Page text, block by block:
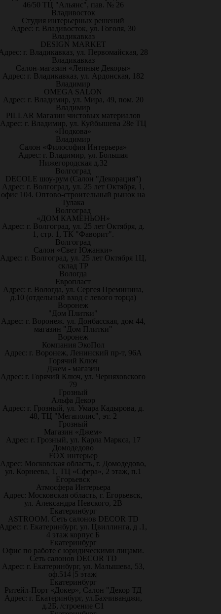
46/50 ТЦ "Альянс", пав. № 26
Владивосток
Студия интерьерных решений
Адрес: г. Владивосток, ул. Гоголя, 30
Владикавказ
DESIGN MARKET
г. Владикавказ, ул. Первомайская, 28
Владикавказ
Салон-магазин «Лепные Декоры»
Адрес: г. Владикавказ, ул. Ардонская, 182
Владимир
OMEGA SALON
Адрес: г. Владимир, ул. Мира, 49, пом. 20
Владимир
PILLAR Магазин чистовых материалов
Адрес: г. Владимир, ул. Куйбышева 28е ТЦ
«Подкова»
Владимир
Салон «Философия Интерьера»
Адрес: г. Владимир, ул. Большая
Нижегородская д.32
Волгоград
DECOLE шоу-рум (Салон "Декорация")
Адрес: г. Волгоград, ул. 25 лет Октября, 1,
офис 104. Оптово-строительный рынок на
Тулака
Волгоград
«ДОМ КАМЕНЬОН»
Адрес: г. Волгоград, ул. 25 лет Октября, д.
1, стр. 1, ТК "Фаворит".
Волгоград
Салон «Свет Южанки»
Адрес: г. Волгоград, ул. 25 лет Октября 1Ц,
склад ТР
Вологда
Европласт
Адрес: г. Вологда, ул. Сергея Преминина,
д.10 (отдельный вход с левого торца)
Воронеж
"Дом Плитки"
Адрес: г. Воронеж. ул. Донбасская, дом 44,
магазин "Дом Плитки"
Воронеж
Компания ЭкоПол
Адрес: г. Воронеж, Ленинский пр-т, 96А
Горячий Ключ
Джем - магазин
Адрес: г. Горячий Ключ, ул. Черняховского
79
Грозный
Альфа Декор
Адрес: г. Грозный, ул. Умара Кадырова, д.
48, ТЦ "Мегаполис", эт. 2
Грозный
Магазин «Джем»
Адрес: г. Грозный, ул. Карла Маркса, 17
Домодедово
FOX интерьер
Адрес: Московская область, г. Домодедово,
ул. Корнеева, 1, ТЦ «Сфера», 2 этаж, п.1
Егорьевск
Атмосфера Интерьера
Адрес: Московская область, г. Егорьевск,
ул. Александра Невского, 2В
Екатеринбург
ASTROOM. Сеть салонов DECOR TD
г. Екатеринбург, ул. Цвиллинга, д .1,
4 этаж корпус Б
Екатеринбург
Офис по работе с юридическими лицами.
Сеть салонов DECOR TD
Адрес: г. Екатеринбург, ул. Малышева, 53,
оф.514 |5 этаж|
Екатеринбург
Ритейл-Порт «Докер», Салон "Декор ТД
Адрес: г. Екатеринбург, ул.Бахчиванджи,
д.2Б, /строение С1